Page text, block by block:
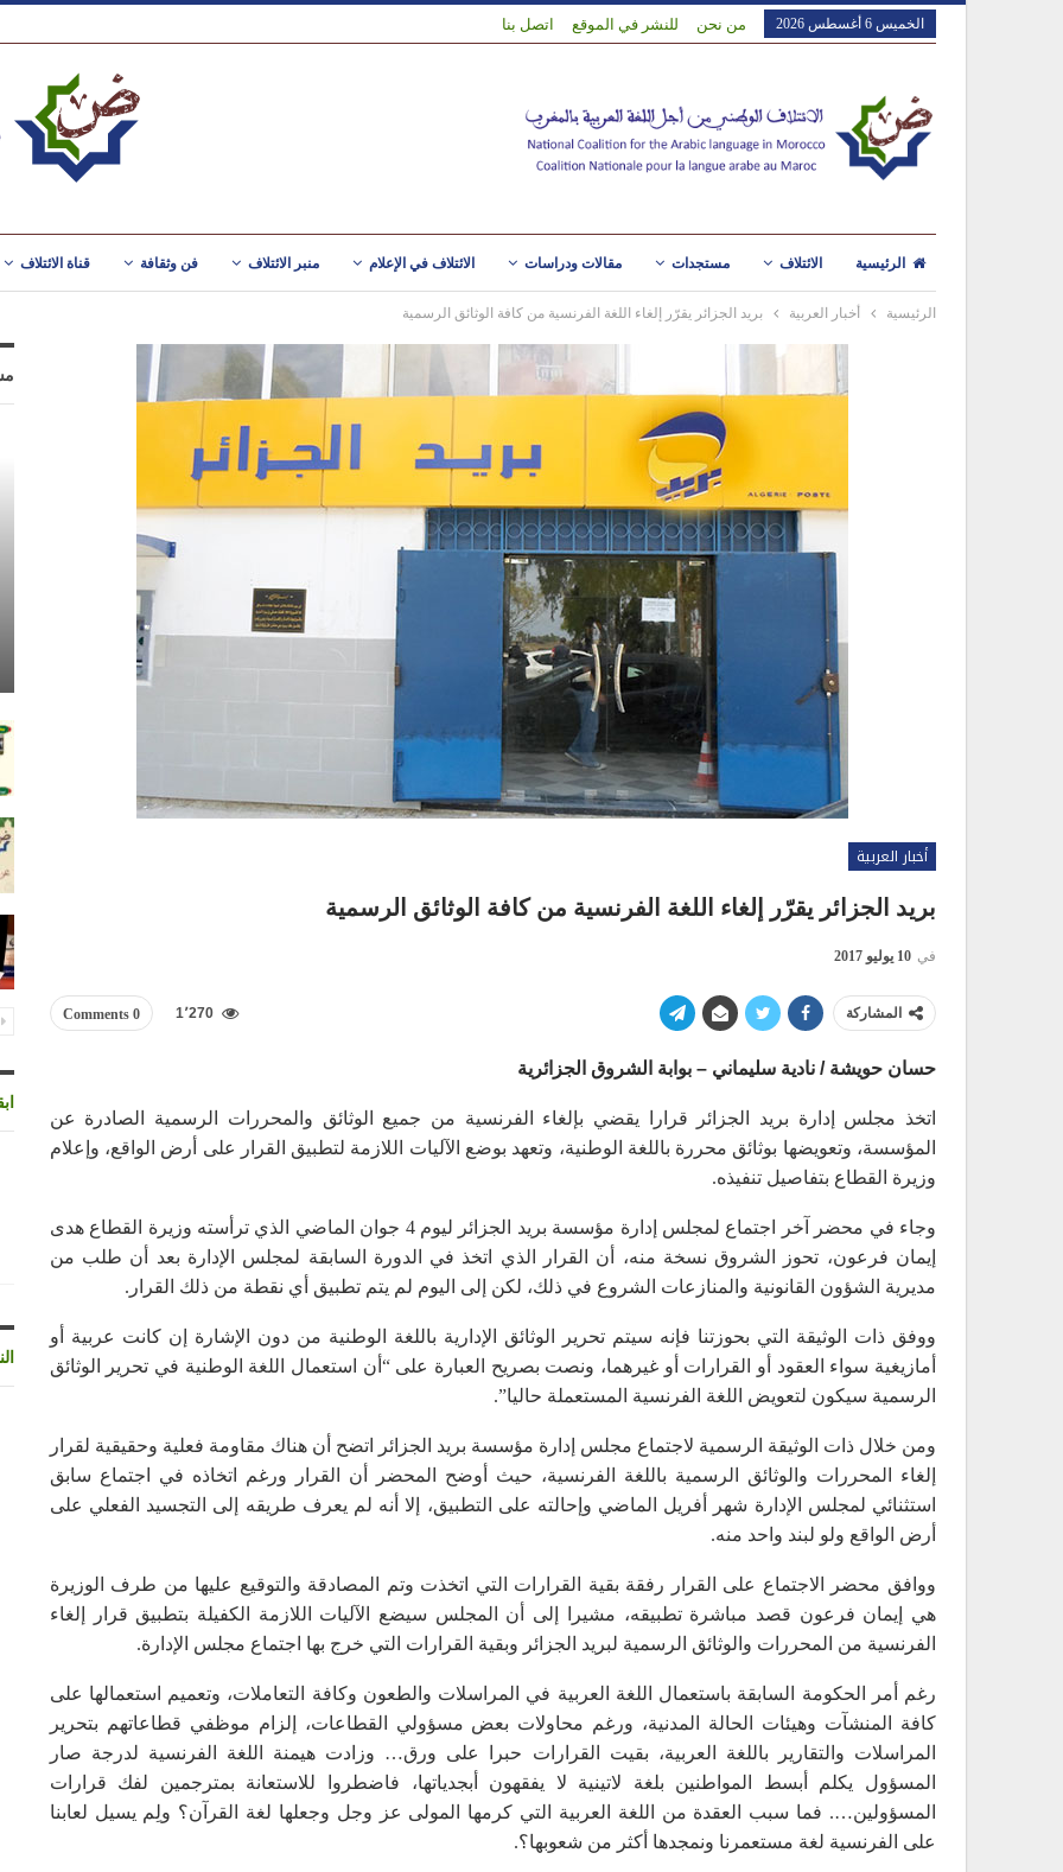
الخميس 6 أغسطس 2026 من نحن للنشر في الموقع اتصل بنا
الرئيسية الائتلاف مستجدات مقالات ودراسات الائتلاف في الإعلام منبر الائتلاف فن وثقافة قناة الائتلاف
الرئيسية أخبار العربية بريد الجزائر يقرّر إلغاء اللغة الفرنسية من كافة الوثائق الرسمية
أخبار العربية
بريد الجزائر يقرّر إلغاء اللغة الفرنسية من كافة الوثائق الرسمية
في 10 يوليو 2017
المشاركة 0 Comments 1٬270
حسان حويشة / نادية سليماني – بوابة الشروق الجزائرية
اتخذ مجلس إدارة بريد الجزائر قرارا يقضي بإلغاء الفرنسية من جميع الوثائق والمحررات الرسمية الصادرة عن
المؤسسة، وتعويضها بوثائق محررة باللغة الوطنية، وتعهد بوضع الآليات اللازمة لتطبيق القرار على أرض الواقع، وإعلام
وزيرة القطاع بتفاصيل تنفيذه.
وجاء في محضر آخر اجتماع لمجلس إدارة مؤسسة بريد الجزائر ليوم 4 جوان الماضي الذي ترأسته وزيرة القطاع هدى
إيمان فرعون، تحوز الشروق نسخة منه، أن القرار الذي اتخذ في الدورة السابقة لمجلس الإدارة بعد أن طلب من
مديرية الشؤون القانونية والمنازعات الشروع في ذلك، لكن إلى اليوم لم يتم تطبيق أي نقطة من ذلك القرار.
ووفق ذات الوثيقة التي بحوزتنا فإنه سيتم تحرير الوثائق الإدارية باللغة الوطنية من دون الإشارة إن كانت عربية أو
أمازيغية سواء العقود أو القرارات أو غيرهما، ونصت بصريح العبارة على “أن استعمال اللغة الوطنية في تحرير الوثائق
الرسمية سيكون لتعويض اللغة الفرنسية المستعملة حاليا”.
ومن خلال ذات الوثيقة الرسمية لاجتماع مجلس إدارة مؤسسة بريد الجزائر اتضح أن هناك مقاومة فعلية وحقيقية لقرار
إلغاء المحررات والوثائق الرسمية باللغة الفرنسية، حيث أوضح المحضر أن القرار ورغم اتخاذه في اجتماع سابق
استثنائي لمجلس الإدارة شهر أفريل الماضي وإحالته على التطبيق، إلا أنه لم يعرف طريقه إلى التجسيد الفعلي على
أرض الواقع ولو لبند واحد منه.
ووافق محضر الاجتماع على القرار رفقة بقية القرارات التي اتخذت وتم المصادقة والتوقيع عليها من طرف الوزيرة
هي إيمان فرعون قصد مباشرة تطبيقه، مشيرا إلى أن المجلس سيضع الآليات اللازمة الكفيلة بتطبيق قرار إلغاء
الفرنسية من المحررات والوثائق الرسمية لبريد الجزائر وبقية القرارات التي خرج بها اجتماع مجلس الإدارة.
رغم أمر الحكومة السابقة باستعمال اللغة العربية في المراسلات والطعون وكافة التعاملات، وتعميم استعمالها على
كافة المنشآت وهيئات الحالة المدنية، ورغم محاولات بعض مسؤولي القطاعات، إلزام موظفي قطاعاتهم بتحرير
المراسلات والتقارير باللغة العربية، بقيت القرارات حبرا على ورق… وزادت هيمنة اللغة الفرنسية لدرجة صار
المسؤول يكلم أبسط المواطنين بلغة لاتينية لا يفقهون أبجدياتها، فاضطروا للاستعانة بمترجمين لفك قرارات
المسؤولين…. فما سبب العقدة من اللغة العربية التي كرمها المولى عز وجل وجعلها لغة القرآن؟ ولِم يسيل لعابنا
على الفرنسية لغة مستعمرنا ونمجدها أكثر من شعوبها؟.